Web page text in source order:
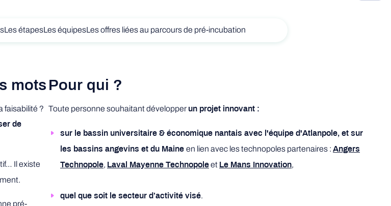
Les étapesLes équipesLes offres liées au parcours de pré-incubation
mots
faisabilité ?
de
Il existe
pré-
Pour qui ?
Toute personne souhaitant développer un projet innovant :
sur le bassin universitaire & économique nantais avec l'équipe d'Atlanpole, et sur
les bassins angevins et du Maine en lien avec les technopoles partenaires : Angers
Technopole, Laval Mayenne Technopole et Le Mans Innovation,
quel que soit le secteur d’activité visé.